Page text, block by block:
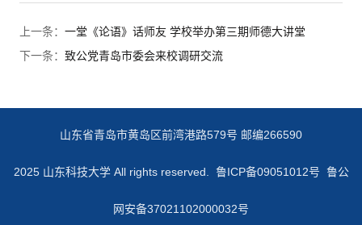
上一条：一堂《论语》话师友 学校举办第三期师德大讲堂
下一条：致公党青岛市委会来校调研交流
山东省青岛市黄岛区前湾港路579号 邮编266590
2025 山东科技大学 All rights reserved. 鲁ICP备09051012号 鲁公
网安备37021102000032号